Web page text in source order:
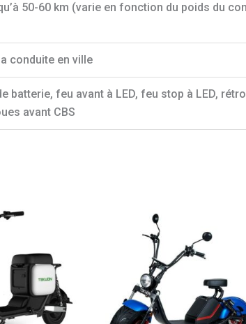
50-60 km (varie en fonction du poids du
conduite en ville
batterie, feu avant à LED, feu stop à LED,
avant CBS